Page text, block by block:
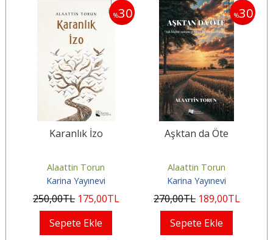
%30
Karanlık İzo
Alaattin Torun
Karina Yayınevi
250,00TL 175,00TL
Sepete Ekle
%30
Aşktan da Öte
Alaattin Torun
Karina Yayınevi
270,00TL 189,00TL
Sepete Ekle